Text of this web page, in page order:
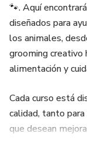
🐾. Aquí
diseñados para
los animales,
grooming creativo
alimentación y
Cada curso está
calidad, tanto
que desean